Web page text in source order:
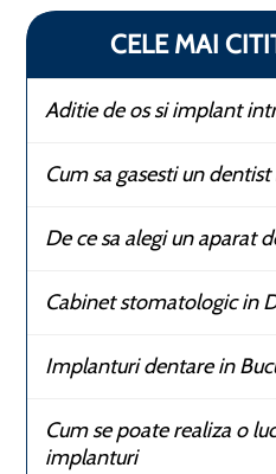
CELE MAI
Aditie de os si implant
Cum sa gasesti un
De ce sa alegi un aparat
Cabinet stomatologic in
Implanturi dentare in
Cum se poate realiza o
implanturi